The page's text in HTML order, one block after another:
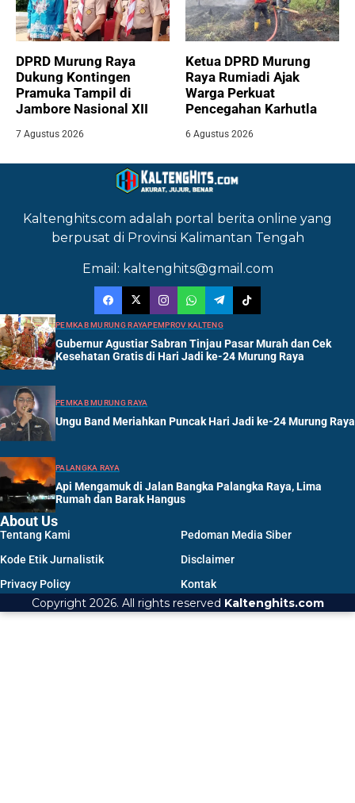
DPRD Murung Raya
Dukung Kontingen
Pramuka Tampil di
Jambore Nasional XII
7 Agustus 2026
Ketua DPRD Murung
Raya Rumiadi Ajak
Warga Perkuat
Pencegahan Karhutla
6 Agustus 2026
Kaltenghits.com adalah portal berita online yang
berpusat di Provinsi Kalimantan Tengah
Email: kaltenghits@gmail.com
PEMKAB MURUNG RAYAPEMPROV KALTENG
Gubernur Agustiar Sabran Tinjau Pasar Murah dan Cek
Kesehatan Gratis di Hari Jadi ke-24 Murung Raya
PEMKAB MURUNG RAYA
Ungu Band Meriahkan Puncak Hari Jadi ke-24 Murung Raya
PALANGKA RAYA
Api Mengamuk di Jalan Bangka Palangka Raya, Lima
Rumah dan Barak Hangus
About Us
Tentang Kami
Pedoman Media Siber
Kode Etik Jurnalistik
Disclaimer
Privacy Policy
Kontak
Copyright 2026. All rights reserved Kaltenghits.com